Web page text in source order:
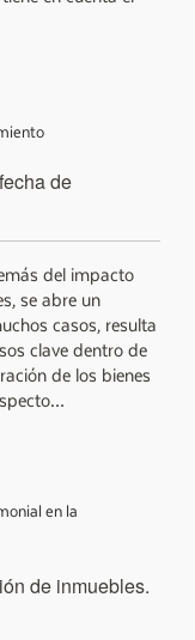
de
del impacto
se abre un
casos, resulta
clave dentro de
de los bienes
de inmuebles.